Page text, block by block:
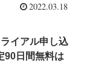
2022.03.18
イアル申し込
90日間無料は